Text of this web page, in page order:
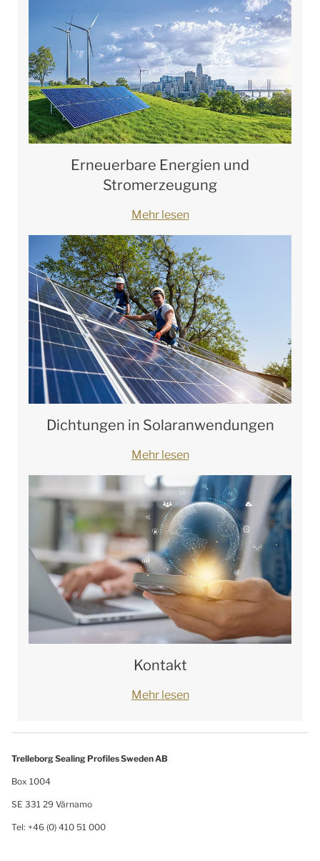
Erneuerbare Energien und
Stromerzeugung
Mehr lesen
Dichtungen in Solaranwendungen
Mehr lesen
Kontakt
Mehr lesen
Trelleborg Sealing Profiles Sweden AB
Box 1004
SE 331 29 Värnamo
Tel: +46 (0) 410 51 000